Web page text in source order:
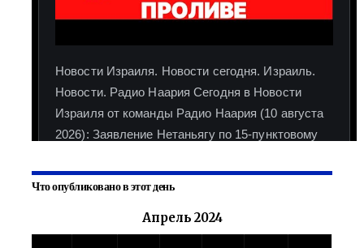
Что опубликовано в этот день
Апрель 2024